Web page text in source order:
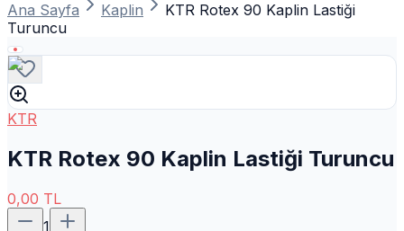
Ana Sayfa Kaplin
KTR Rotex 90 Kaplin Lastiği
Turuncu
KTR
KTR Rotex 90 Kaplin Lastiği Turuncu
0,00 TL
1